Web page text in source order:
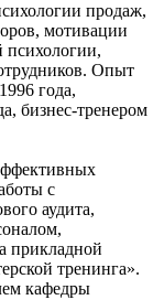
продаж,
мотивации
психологии,
Опыт
года,
бизнес-тренером
с
аудита,
прикладной
тренинга».
кафедры